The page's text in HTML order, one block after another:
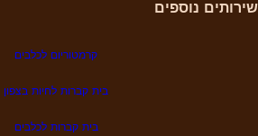
שירותים נוספים
קרמטוריום לכלבים
בית קברות לחיות בצפון
בית קברות לכלבים